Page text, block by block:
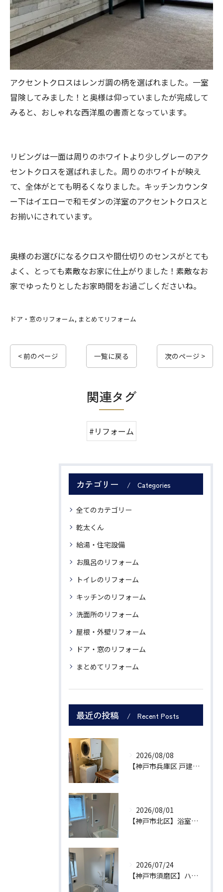
アクセントクロスはレンガ調の柄を選ばれました。一室
冒険してみました！と奥様は仰っていましたが完成して
みると、おしゃれな西洋風の書斎となっています。
リビングは一面は周りのホワイトより少しグレーのアク
セントクロスを選ばれました。周りのホワイトが映え
て、全体がとても明るくなりました。キッチンカウンタ
ー下はイエローで和モダンの洋室のアクセントクロスと
お揃いにされています。
奥様のお選びになるクロスや間仕切りのセンスがとても
よく、とっても素敵なお家に仕上がりました！素敵なお
家でゆったりとしたお家時間をお過ごしくださいね。
ドア・窓のリフォーム まとめてリフォーム
< 前のページ 一覧に戻る 次のページ >
関連タグ
#リフォーム
カテゴリー Categories
全てのカテゴリー
乾太くん
給湯・住宅設備
お風呂のリフォーム
トイレのリフォーム
キッチンのリフォーム
洗面所のリフォーム
屋根・外壁リフォーム
ドア・窓のリフォーム
まとめてリフォーム
最近の投稿 Recent Posts
2026/08/08
【神戸市兵庫区 戸建て】部屋干しの臭いや道着の乾燥を乾太くんで解決！費用30万円・工期1日の施工事例
2026/08/01
【神戸市北区】浴室リフォームで浴槽拡充・トイレの段差解消を補助金活用で実現！実質99万円工期5日の施工事例
2026/07/24
【神戸市須磨区】ハイツの浴室・内装一括リフォーム｜近隣への騒音を抑える工法で暮らしの悩みを解消